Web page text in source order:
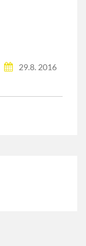
29.8. 2016